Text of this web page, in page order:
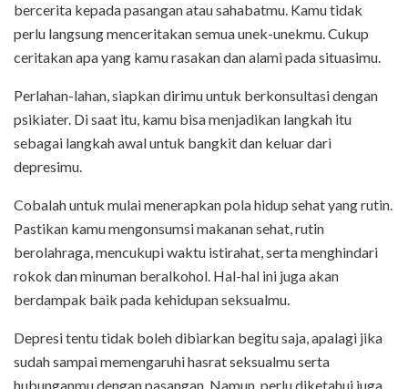
bercerita kepada pasangan atau sahabatmu. Kamu tidak
perlu langsung menceritakan semua unek-unekmu. Cukup
ceritakan apa yang kamu rasakan dan alami pada situasimu.
Perlahan-lahan, siapkan dirimu untuk berkonsultasi dengan
psikiater. Di saat itu, kamu bisa menjadikan langkah itu
sebagai langkah awal untuk bangkit dan keluar dari
depresimu.
Cobalah untuk mulai menerapkan pola hidup sehat yang rutin.
Pastikan kamu mengonsumsi makanan sehat, rutin
berolahraga, mencukupi waktu istirahat, serta menghindari
rokok dan minuman beralkohol. Hal-hal ini juga akan
berdampak baik pada kehidupan seksualmu.
Depresi tentu tidak boleh dibiarkan begitu saja, apalagi jika
sudah sampai memengaruhi hasrat seksualmu serta
hubunganmu dengan pasangan. Namun, perlu diketahui juga